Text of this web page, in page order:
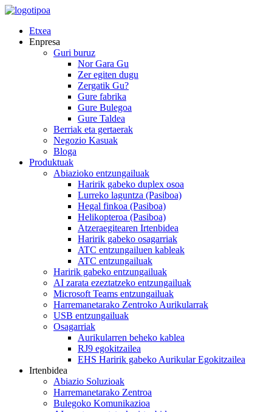
Etxea
Enpresa
Guri buruz
Nor Gara Gu
Zer egiten dugu
Zergatik Gu?
Gure fabrika
Gure Bulegoa
Gure Taldea
Berriak eta gertaerak
Negozio Kasuak
Bloga
Produktuak
Abiazioko entzungailuak
Haririk gabeko duplex osoa
Lurreko laguntza (Pasiboa)
Hegal finkoa (Pasiboa)
Helikopteroa (Pasiboa)
Atzeraegitearen Irtenbidea
Haririk gabeko osagarriak
ATC entzungailuen kableak
ATC entzungailuak
Haririk gabeko entzungailuak
AI zarata ezeztatzeko entzungailuak
Microsoft Teams entzungailuak
Harremanetarako Zentroko Aurikularrak
USB entzungailuak
Osagarriak
Aurikularren beheko kablea
RJ9 egokitzailea
EHS Haririk gabeko Aurikular Egokitzailea
Irtenbidea
Abiazio Soluzioak
Harremanetarako Zentroa
Bulegoko Komunikazioa